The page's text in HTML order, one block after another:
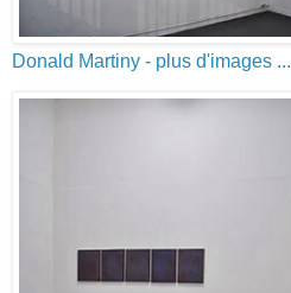
Donald Martiny - plus d'images ...